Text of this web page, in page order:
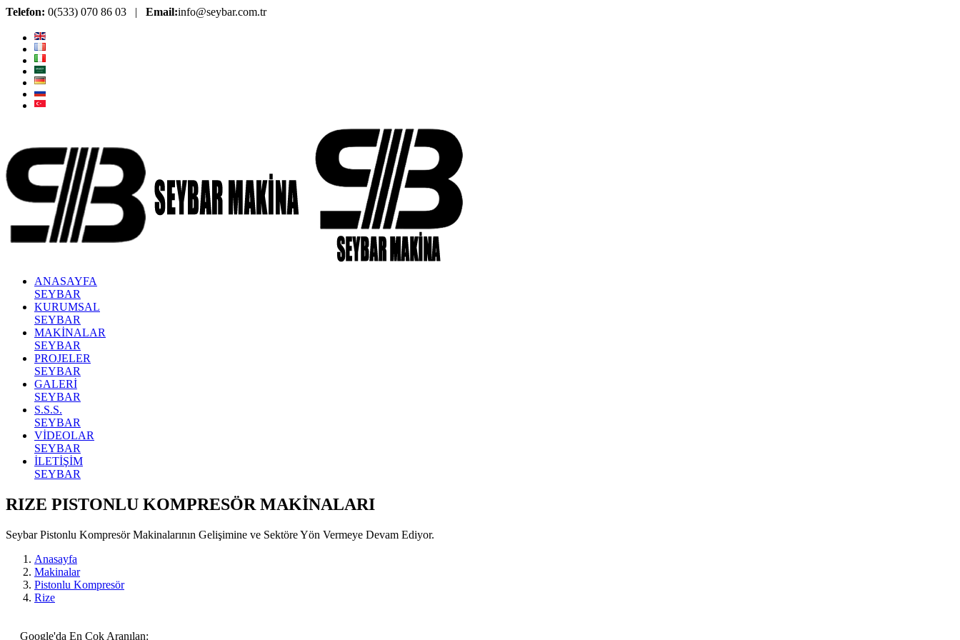
Telefon: 0(533) 070 86 03 | Email:info@seybar.com.tr
ANASAYFA
SEYBAR
KURUMSAL
SEYBAR
MAKİNALAR
SEYBAR
PROJELER
SEYBAR
GALERİ
SEYBAR
S.S.S.
SEYBAR
VİDEOLAR
SEYBAR
İLETİŞİM
SEYBAR
RIZE PISTONLU KOMPRESÖR MAKİNALARI
Seybar Pistonlu Kompresör Makinalarının Gelişimine ve Sektöre Yön Vermeye Devam Ediyor.
Anasayfa
Makinalar
Pistonlu Kompresör
Rize
Google'da En Çok Aranılan: